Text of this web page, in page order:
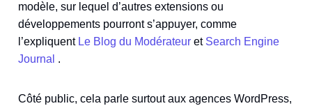
modèle, sur lequel d’autres extensions ou
développements pourront s’appuyer, comme
l’expliquent Le Blog du Modérateur et Search Engine
Journal .
Côté public, cela parle surtout aux agences WordPress,